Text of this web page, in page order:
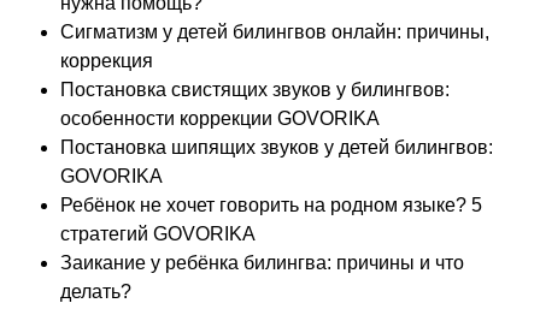
Сигматизм у детей билингвов онлайн: причины,
коррекция
Постановка свистящих звуков у билингвов:
особенности коррекции GOVORIKA
Постановка шипящих звуков у детей билингвов:
GOVORIKA
Ребёнок не хочет говорить на родном языке? 5
стратегий GOVORIKA
Заикание у ребёнка билингва: причины и что
делать?